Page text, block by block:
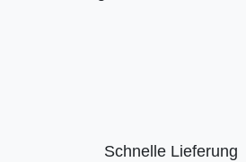
Schnelle Lieferung